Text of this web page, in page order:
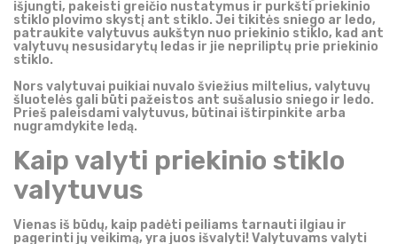
išjungti, pakeisti greičio nustatymus ir purkšti priekinio
stiklo plovimo skystį ant stiklo. Jei tikitės sniego ar ledo,
patraukite valytuvus aukštyn nuo priekinio stiklo, kad ant
valytuvų nesusidarytų ledas ir jie nepriliptų prie priekinio
stiklo.
Nors valytuvai puikiai nuvalo šviežius miltelius, valytuvų
šluotelės gali būti pažeistos ant sušalusio sniego ir ledo.
Prieš paleisdami valytuvus, būtinai ištirpinkite arba
nugramdykite ledą.
Kaip valyti priekinio stiklo
valytuvus
Vienas iš būdų, kaip padėti peiliams tarnauti ilgiau ir
pagerinti jų veikimą, yra juos išvalyti! Valytuvams valyti